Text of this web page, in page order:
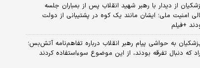
از دیدار با رهبر شهید انقلاب پس از بمباران جلسه
امنیت ملی؛ ایشان مانند یک کوه در پشتیبانی از دولت
+فیلم
به حواشی پیام رهبر انقلاب درباره تفاهم‌نامه آتش‌بس؛
که دنبال تفرقه بودند، از این موضوع سوءاستفاده کردند